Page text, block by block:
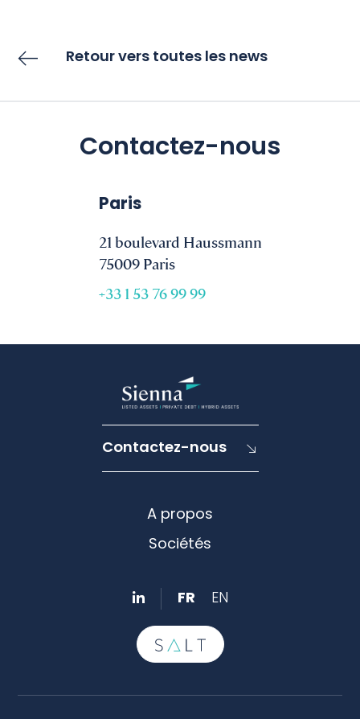
Retour vers toutes les news
Contactez-nous
Paris
21 boulevard Haussmann
75009 Paris
+33 1 53 76 99 99
Contactez-nous
A propos
Sociétés
FR EN